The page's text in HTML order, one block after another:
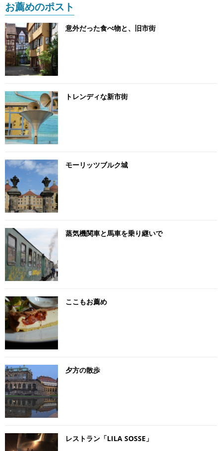
お薦めのポスト
意外だった食べ物と、旧市街
トレンディな新市街
モーリッツブルク城
蒸気機関車と馬車を乗り継いで
ここもお薦め
夕方の散歩
レストラン「LILA SOSSE」